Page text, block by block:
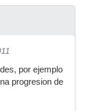
por ejemplo
progresion de